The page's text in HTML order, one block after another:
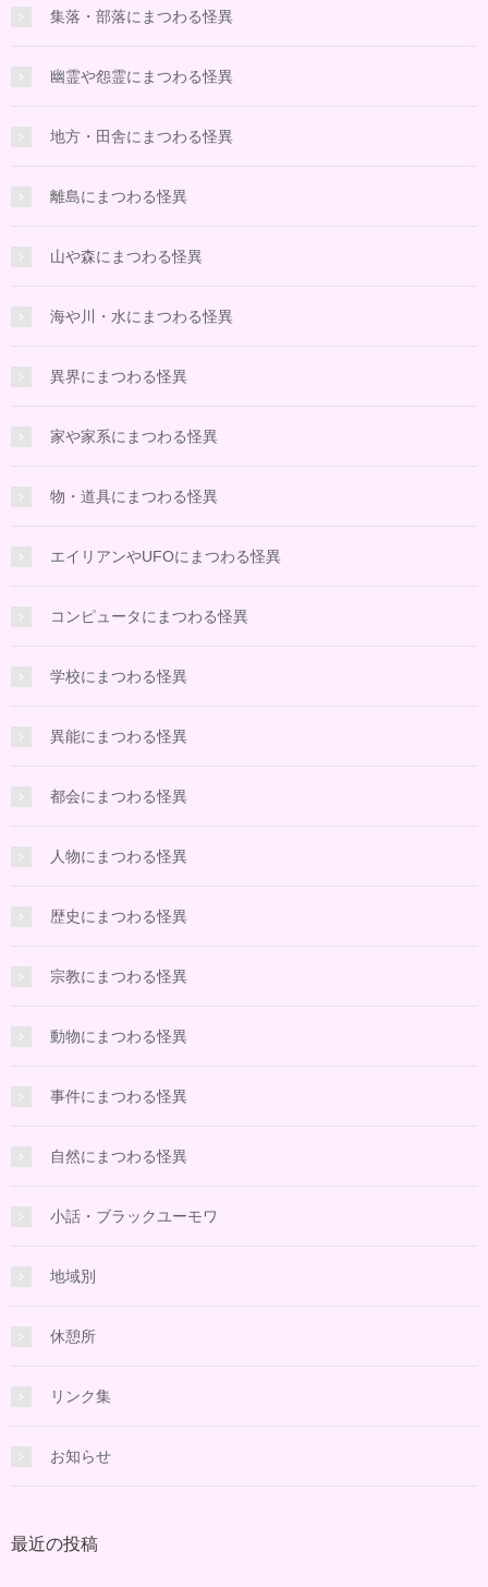
集落・部落にまつわる怪異
幽霊や怨霊にまつわる怪異
地方・田舎にまつわる怪異
離島にまつわる怪異
山や森にまつわる怪異
海や川・水にまつわる怪異
異界にまつわる怪異
家や家系にまつわる怪異
物・道具にまつわる怪異
エイリアンやUFOにまつわる怪異
コンピュータにまつわる怪異
学校にまつわる怪異
異能にまつわる怪異
都会にまつわる怪異
人物にまつわる怪異
歴史にまつわる怪異
宗教にまつわる怪異
動物にまつわる怪異
事件にまつわる怪異
自然にまつわる怪異
小話・ブラックユーモワ
地域別
休憩所
リンク集
お知らせ
最近の投稿